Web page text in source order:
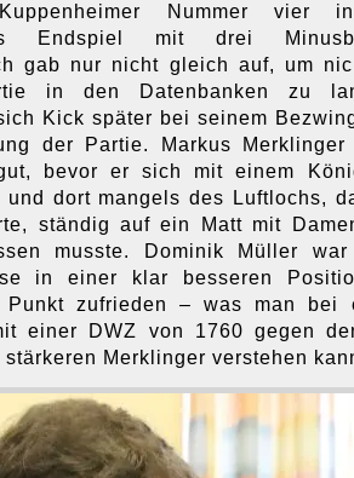
Nummer vier
Endspiel mit drei
gab nur nicht gleich auf, um
in den Datenbanken zu
Kick später bei seinem
der Partie. Markus Merklinger
bevor er sich mit einem
und dort mangels des Luftlochs,
ständig auf ein Matt mit
musste. Dominik Müller
in einer klar besseren
Punkt zufrieden – was man bei
einer DWZ von 1760 gegen
stärkeren Merklinger verstehen